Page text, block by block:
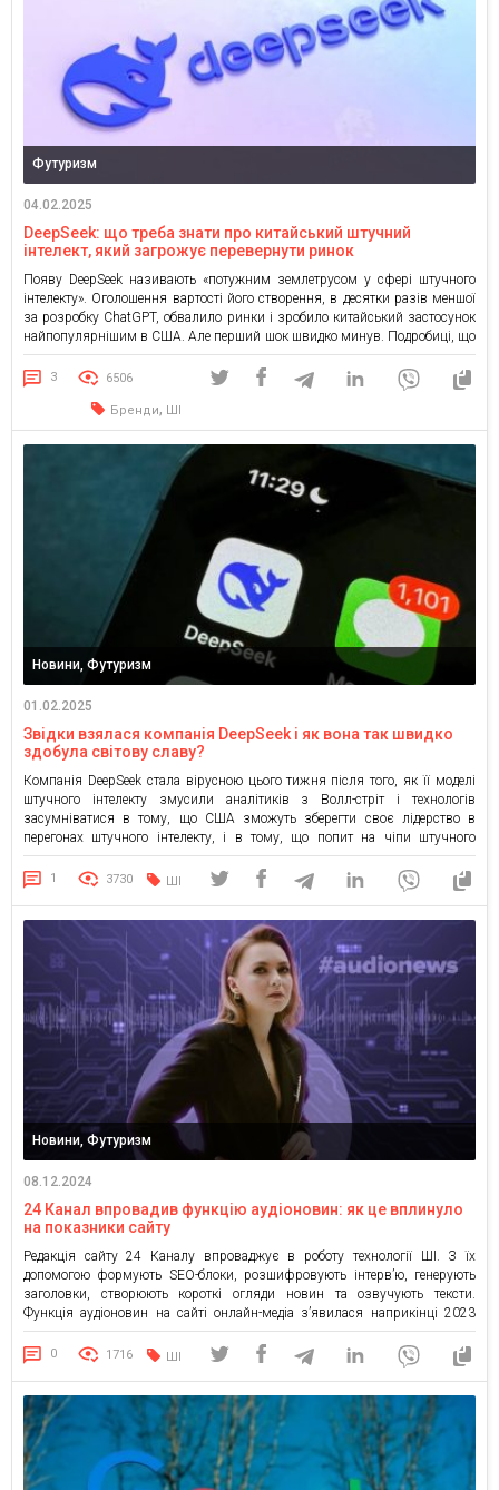
Футуризм
04.02.2025
DeepSeek: що треба знати про китайський штучний
інтелект, який загрожує перевернути ринок
Появу DeepSeek називають «потужним землетрусом у сфері штучного
інтелекту». Оголошення вартості його створення, в десятки разів меншої
за розробку ChatGPT, обвалило ринки і зробило китайський застосунок
найпопулярнішим в США. Але перший шок швидко минув. Подробиці, що
випливають зараз, ставлять під питання правдивість заяв китайського
стартапу. Про те, хто створив DeepSeek та чи може це змінити ринок […]
3 6506
Бренди, ШІ
Новини, Футуризм
01.02.2025
Звідки взялася компанія DeepSeek і як вона так швидко
здобула світову славу?
Компанія DeepSeek стала вірусною цього тижня після того, як її моделі
штучного інтелекту змусили аналітиків з Волл-стріт і технологів
засумніватися в тому, що США зможуть зберегти своє лідерство в
перегонах штучного інтелекту, і в тому, що попит на чіпи штучного
інтелекту буде стійким. DeepSeek навіть стверджує, що її модель R1
«міркування» працює так само добре, […]
1 3730 ШІ
Новини, Футуризм
08.12.2024
24 Канал впровадив функцію аудіоновин: як це вплинуло
на показники сайту
Редакція сайту 24 Каналу впроваджує в роботу технології ШІ. З їх
допомогою формують SEO-блоки, розшифровують інтерв’ю, генерують
заголовки, створюють короткі огляди новин та озвучують тексти.
Функція аудіоновин на сайті онлайн-медіа з’явилася наприкінці 2023
року. Над створенням текстів працюють журналісти. Водночас AI
допомагає прибрати з тексту все зайве, адаптувати новину під формат
аудіо та спростити її […]
0 1716 ШІ